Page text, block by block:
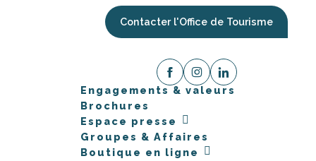
Contacter l'Office de Tourisme
Engagements & valeurs
Brochures
Espace presse
Groupes & Affaires
Boutique en ligne